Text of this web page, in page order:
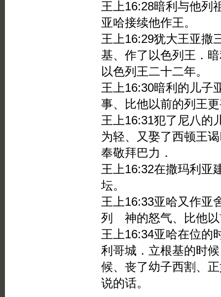
王上16:28暗利与他列
亚哈接续他作王。
王上16:29犹大王亚撒
基、作了以色列王．
以色列王二十二年。
王上16:30暗利的儿子
事、比他以前的列王
王上16:31犯了尼八的
为轻、又娶了西顿王
奉敬拜巴力．
王上16:32在撒玛利亚
坛。
王上16:33亚哈又作亚
列 神的怒气、比他以
王上16:34亚哈在位的
利哥城．立根基的时
候、丧了幼子西割、
说的话。